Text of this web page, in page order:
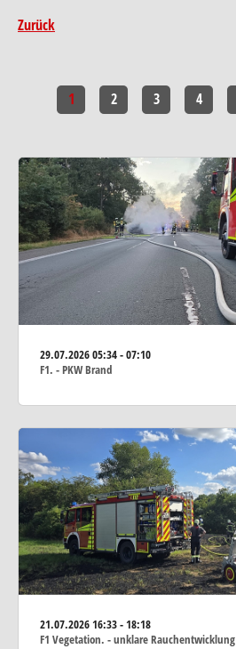
Zurück
1 2 3 4
29.07.202605:34 - 07:10
F1. - PKW Brand
21.07.202616:33 - 18:18
F1 Vegetation. - unklare Rauchentwicklung